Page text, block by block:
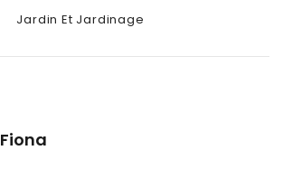
Categories
Jardin Et Jardinage
Fiona